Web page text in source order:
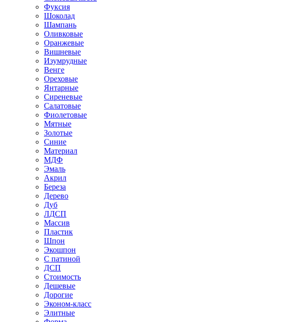
Фуксия
Шоколад
Шампань
Оливковые
Оранжевые
Вишневые
Изумрудные
Венге
Ореховые
Янтарные
Сиреневые
Салатовые
Фиолетовые
Мятные
Золотые
Синие
Материал
МДФ
Эмаль
Акрил
Береза
Дерево
Дуб
ЛДСП
Массив
Пластик
Шпон
Экошпон
С патиной
ДСП
Стоимость
Дешевые
Дорогие
Эконом-класс
Элитные